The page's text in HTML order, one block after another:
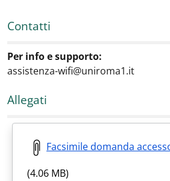
Contatti
Per info e supporto:
assistenza-wifi@uniroma1.it
Allegati
Facsimile domanda
(4.06 MB)